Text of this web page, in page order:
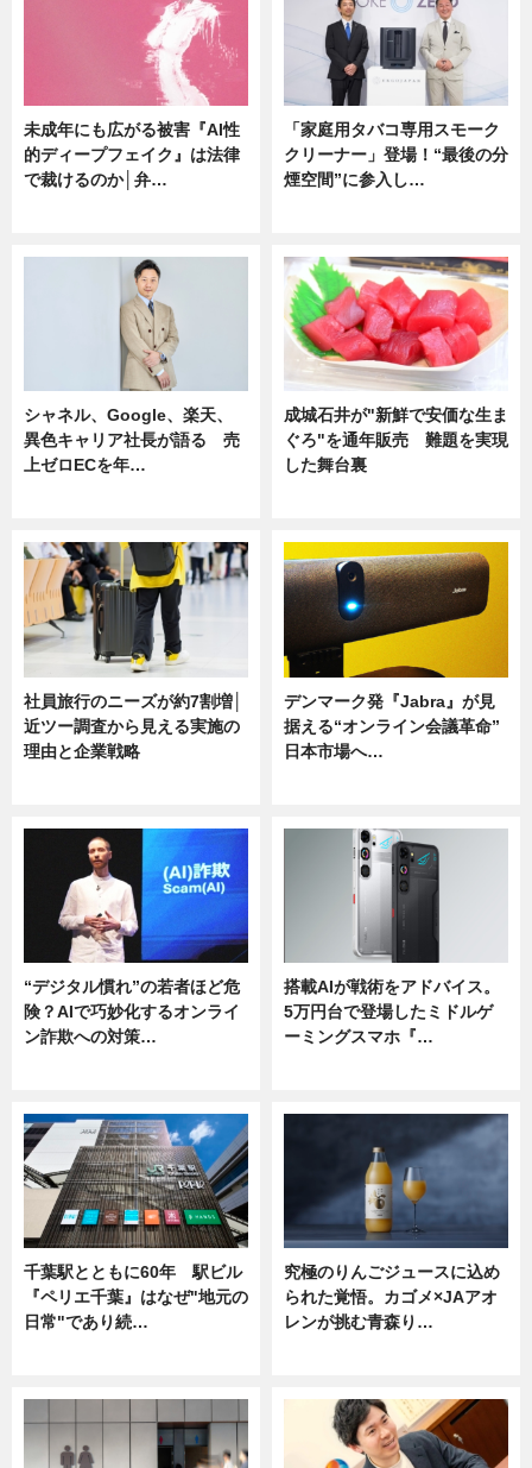
未成年にも広がる被害『AI性
的ディープフェイク』は法律
で裁けるのか│弁…
「家庭用タバコ専用スモーク
クリーナー」登場！“最後の分
煙空間”に参入し…
シャネル、Google、楽天、
異色キャリア社長が語る 売
上ゼロECを年…
成城石井が"新鮮で安価な生ま
ぐろ"を通年販売 難題を実現
した舞台裏
社員旅行のニーズが約7割増│
近ツー調査から見える実施の
理由と企業戦略
デンマーク発『Jabra』が見
据える“オンライン会議革命”
日本市場へ…
“デジタル慣れ”の若者ほど危
険？AIで巧妙化するオンライ
ン詐欺への対策…
搭載AIが戦術をアドバイス。
5万円台で登場したミドルゲ
ーミングスマホ『…
千葉駅とともに60年 駅ビル
『ペリエ千葉』はなぜ"地元の
日常"であり続…
究極のりんごジュースに込め
られた覚悟。カゴメ×JAアオ
レンが挑む青森り…